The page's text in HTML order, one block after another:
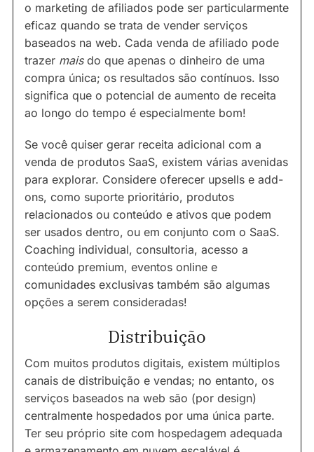
o marketing de afiliados pode ser particularmente
eficaz quando se trata de vender serviços
baseados na web. Cada venda de afiliado pode
trazer maisdo que apenas o dinheiro de uma
compra única; os resultados são contínuos. Isso
significa que o potencial de aumento de receita
ao longo do tempo é especialmente bom!
Se você quiser gerar receita adicional com a
venda de produtos SaaS, existem várias avenidas
para explorar. Considere oferecer upsells e add-
ons, como suporte prioritário, produtos
relacionados ou conteúdo e ativos que podem
ser usados dentro, ou em conjunto com o SaaS.
Coaching individual, consultoria, acesso a
conteúdo premium, eventos online e
comunidades exclusivas também são algumas
opções a serem consideradas!
Distribuição
Com muitos produtos digitais, existem múltiplos
canais de distribuição e vendas; no entanto, os
serviços baseados na web são (por design)
centralmente hospedados por uma única parte.
Ter seu próprio site com hospedagem adequada